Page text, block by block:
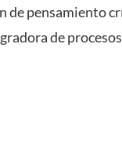
de pensamiento
de